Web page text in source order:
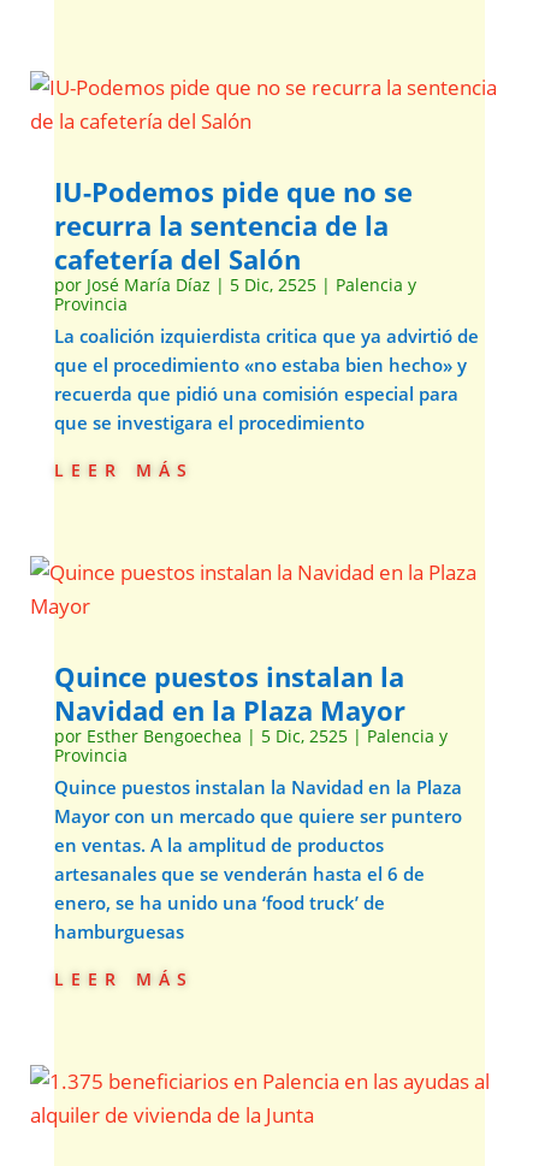
IU-Podemos pide que no se
recurra la sentencia de la
cafetería del Salón
por José María Díaz | 5 Dic, 2525| Palencia y
Provincia
La coalición izquierdista critica que ya advirtió de
que el procedimiento «no estaba bien hecho» y
recuerda que pidió una comisión especial para
que se investigara el procedimiento
leer más
Quince puestos instalan la
Navidad en la Plaza Mayor
por Esther Bengoechea | 5 Dic, 2525| Palencia y
Provincia
Quince puestos instalan la Navidad en la Plaza
Mayor con un mercado que quiere ser puntero
en ventas. A la amplitud de productos
artesanales que se venderán hasta el 6 de
enero, se ha unido una ‘food truck’ de
hamburguesas
leer más